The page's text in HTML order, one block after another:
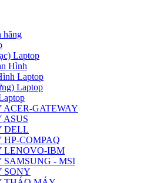
hãng
Laptop
Hình
Laptop
Laptop
ACER-GATEWAY
ASUS
DELL
HP-COMPAQ
LENOVO-IBM
SAMSUNG - MSI
SONY